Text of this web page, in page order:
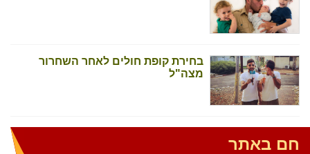
בחירת קופת חולים לאחר השחרור
מצה"ל
חם באתר